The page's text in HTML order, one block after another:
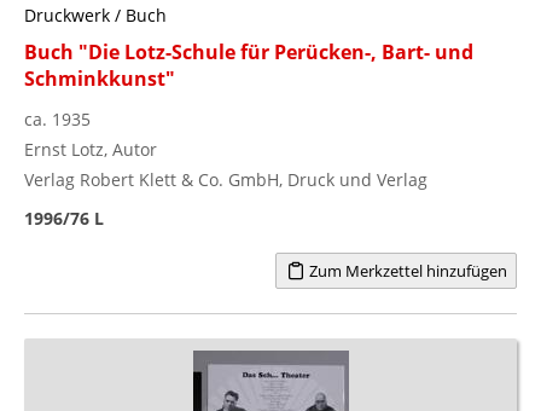
Druckwerk / Buch
Buch "Die Lotz-Schule für Perücken-, Bart- und
Schminkkunst"
ca. 1935
Ernst Lotz, Autor
Verlag Robert Klett & Co. GmbH, Druck und Verlag
1996/76 L
Zum Merkzettel hinzufügen